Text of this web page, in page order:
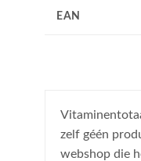
EAN
zelf géén
webshop die